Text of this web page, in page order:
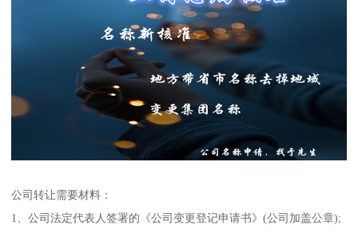
公司转让需要材料：
1、公司法定代表人签署的《公司变更登记申请书》(公司加盖公章);